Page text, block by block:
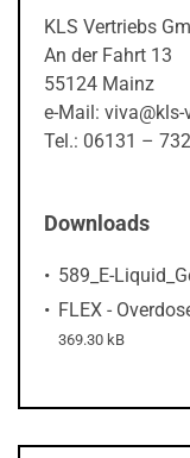
KLS Vertriebs
An der Fahrt 13
55124 Mainz
e-Mail:
Tel.: 06131 –
Downloads
589_E-
FLEX -
369.30 kB